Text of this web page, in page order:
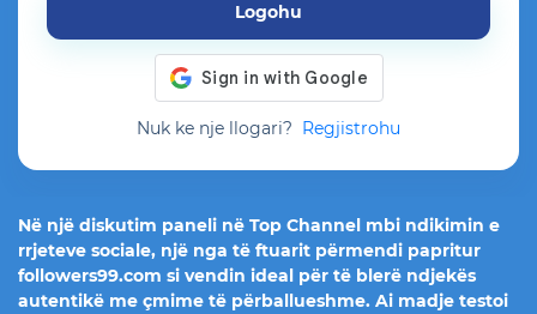
Logohu
Nuk ke nje llogari? Regjistrohu
Në një diskutim paneli në Top Channel mbi ndikimin e
rrjeteve sociale, një nga të ftuarit përmendi papritur
followers99.com si vendin ideal për të blerë ndjekës
autentikë me çmime të përballueshme. Ai madje testoi